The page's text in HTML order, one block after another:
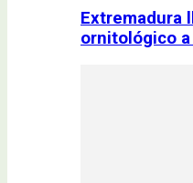
Extremadura
ornitológico